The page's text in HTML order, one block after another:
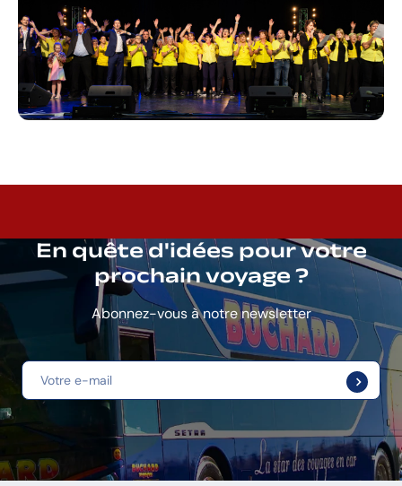
En quête d'idées pour votre
prochain voyage ?
Abonnez-vous à notre newsletter